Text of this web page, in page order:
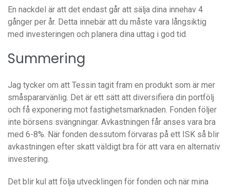
En nackdel är att det endast går att sälja dina innehav 4
gånger per år. Detta innebär att du måste vara långsiktig
med investeringen och planera dina uttag i god tid.
Summering
Jag tycker om att Tessin tagit fram en produkt som är mer
småspararvänlig. Det är ett sätt att diversifiera din portfölj
och få exponering mot fastighetsmarknaden. Fonden följer
inte börsens svängningar. Avkastningen får anses vara bra
med 6-8%. När fonden dessutom förvaras på ett ISK så blir
avkastningen efter skatt väldigt bra för att vara en alternativ
investering.
Det blir kul att följa utvecklingen för fonden och när mina